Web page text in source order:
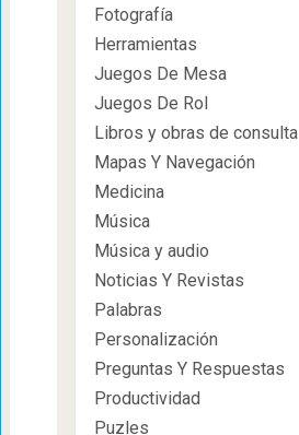
Fotografía
Herramientas
Juegos De Mesa
Juegos De Rol
Libros y obras de consulta
Mapas Y Navegación
Medicina
Música
Música y audio
Noticias Y Revistas
Palabras
Personalización
Preguntas Y Respuestas
Productividad
Puzles